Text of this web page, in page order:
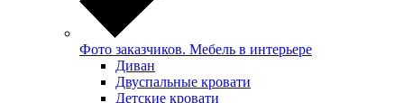
Фото заказчиков. Мебель в интерьере
Диван
Двуспальные кровати
Детские кровати